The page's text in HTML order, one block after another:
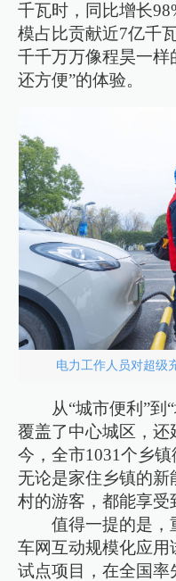
千瓦时，同比增长
模占比贡献近7亿千
千千万万像程昊一样
还方便”的体验。
电力工作人员对超级
从“城市便利”到
覆盖了中心城区，还
今，全市1031个乡
无论是家住乡镇的
村的游客，都能享受
值得一提的是，
车网互动规模化应用
试点项目，在全国率